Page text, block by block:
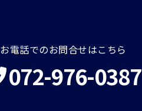
お電話でのお問合せはこちら
072-976-0387